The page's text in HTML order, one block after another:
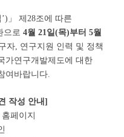
’) 」제28조에 따른
으로4월21일(목)부터5월
자 연구지원 인력 및 정책
가연구개발제도에 대한
여바랍니다
작성 안내]
홈페이지